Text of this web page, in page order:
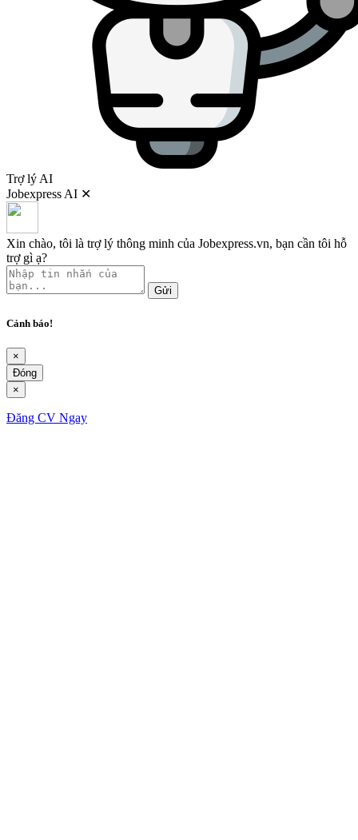
Trợ lý AI
Jobexpress AI ✕
Xin chào, tôi là trợ lý thông minh của Jobexpress.vn, bạn cần tôi hỗ
trợ gì ạ?
Gửi
Cảnh báo!
×
Đóng
×
Đăng CV Ngay